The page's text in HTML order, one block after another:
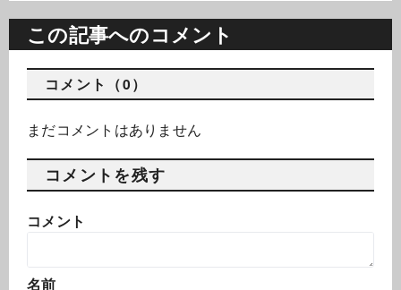
この記事へのコメント
コメント（0）
まだコメントはありません
コメントを残す
コメント
名前